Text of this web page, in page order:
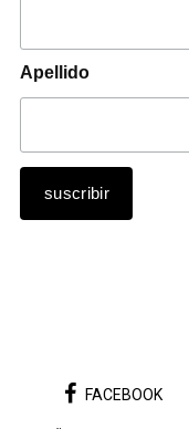
Apellido
FACEBOOK